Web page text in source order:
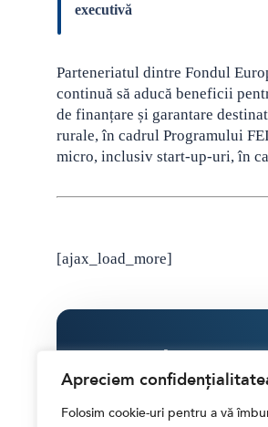
Apreciem
Folosim cookie-uri pentru a vă
executivă
Parteneriatul dintre Fondul
continuă să aducă beneficii
de finanțare și garantare
rurale, în cadrul Programului
micro, inclusiv start-up-uri, în
[ajax_load_more]
Ti-a placut
Susține activitatea